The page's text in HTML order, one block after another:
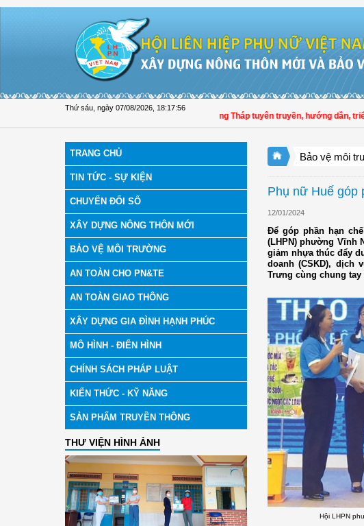
Thứ sáu, ngày 07/08/2026 18:17:57
Hội LHPN tỉnh Đồng Tháp tuyên truyền, hướng dẫn, triển
TRANG CHỦ
TIN TỨC - SỰ KIỆN
CHUYỂN ĐỔI SỐ
XÂY DỰNG NÔNG THÔN MỚI
BẢO VỆ MÔI TRƯỜNG
AN TOÀN CHO PN&TE
AN TOÀN GIAO THÔNG
XÂY DỰNG GIA ĐÌNH HẠNH PHÚC
MÔ HÌNH - ĐIỂN HÌNH
CHÍNH SÁCH PHÁP LUẬT
KIẾN THỨC - KỸ NĂNG
SẢN PHẨM TRUYỀN THÔNG
THƯ VIỆN HÌNH ẢNH
Bảo vệ môi
Phụ nữ Huế góp
12/01/2024
Để góp phần hạn
(LHPN) phường Vĩnh
giảm nhựa thúc đẩy
doanh (CSKD), dịch
Trưng cùng chung tay
Hội LHPN